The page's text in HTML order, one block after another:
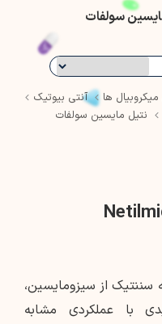
سولفات
ها
آنتی بیوتیک
نتیل مایسین سولفات
سننتیک از سیزومایسین،
با عملکردی مشابه